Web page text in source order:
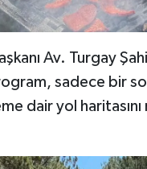
Av. Turgay
sadece bir
dair yol haritasını